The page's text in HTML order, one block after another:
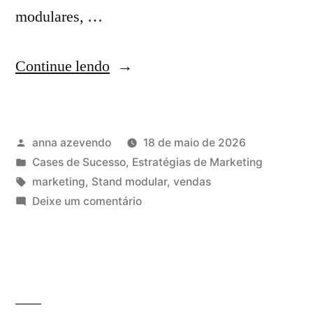
modulares, …
Continue lendo
anna azevendo
18 de maio de 2026
Cases de Sucesso, Estratégias de Marketing
marketing, Stand modular, vendas
Deixe um comentário